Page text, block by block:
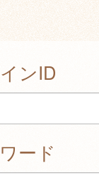
ンID
ード